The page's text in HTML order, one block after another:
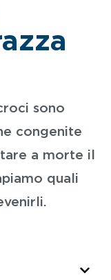
sono
congenite
a morte il
quali